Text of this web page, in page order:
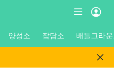
양성소 잡담소 배틀그라